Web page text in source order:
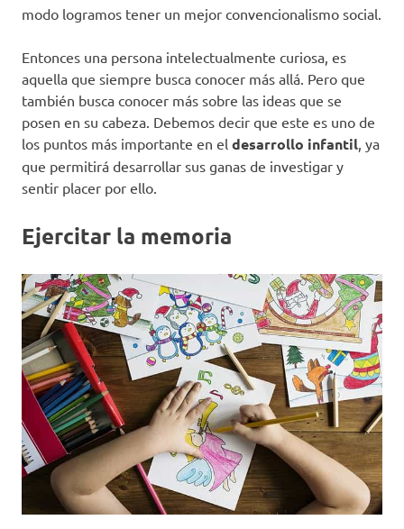
modo logramos tener un mejor convencionalismo social.
Entonces una persona intelectualmente curiosa, es
aquella que siempre busca conocer más allá. Pero que
también busca conocer más sobre las ideas que se
posen en su cabeza. Debemos decir que este es uno de
los puntos más importante en el desarrollo infantil, ya
que permitirá desarrollar sus ganas de investigar y
sentir placer por ello.
Ejercitar la memoria